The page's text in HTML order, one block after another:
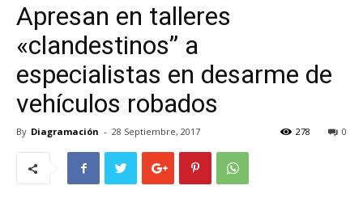
Apresan en talleres
«clandestinos” a
especialistas en desarme de
vehículos robados
By Diagramación - 28 Septiembre, 2017 0
278